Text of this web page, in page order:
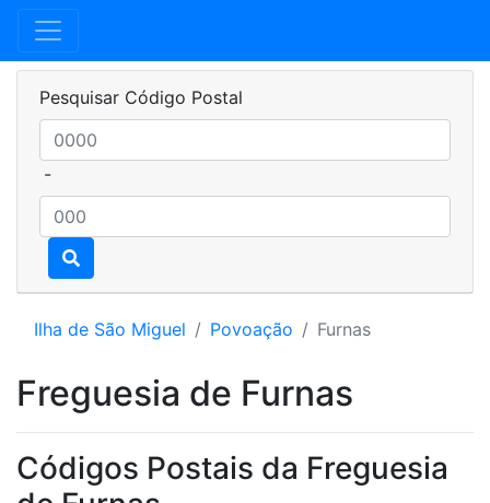
Pesquisar Código Postal
-
Ilha de São Miguel Povoação Furnas
Freguesia de Furnas
Códigos Postais da Freguesia